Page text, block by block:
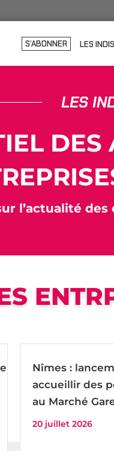
S’ABONNER LES
LES
l’actualité
Nîmes :
accueillir des
au Marché
20 juillet 2026